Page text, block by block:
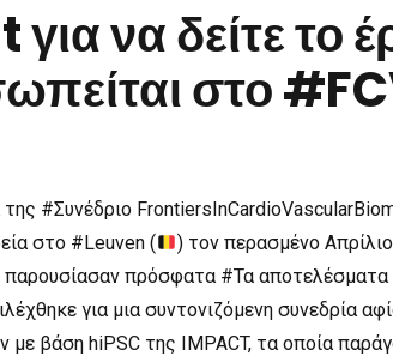
να δείτε το
στο
της #Συνέδριο
στο #Leuven (
) τον περασμένο
πρόσφατα #Τα αποτελέσματα
για μια συντονιζόμενη συνεδρία
με βάση hiPSC της IMPACT, τα οποία